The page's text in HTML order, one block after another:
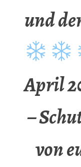
und
April
–
von